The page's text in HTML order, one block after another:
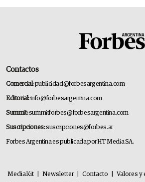
Contactos
Comercial:publicidad@forbesargentina.com
Editorial:info@forbesargentina.com
Summit:summitforbes@forbesargentina.com
Suscripciones:suscripciones@forbes.ar
Forbes Argentina es publicada por HT Media SA.
MediaKit Newsletter Contacto Valores y